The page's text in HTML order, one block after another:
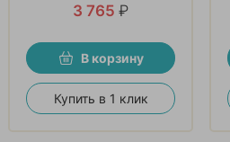
3 765 ₽
В корзину
Купить в 1 клик